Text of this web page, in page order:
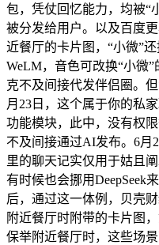
包，凭仗回忆能力，均被“
被分发给用户。以及百度
近餐厅的卡片图，“小微”
WeLM，音色可改换“小微
克不及间接代发伴侣圈。
月23日，这个属于你的私
功能模块，此中，没有权
不及间接通过AI发布。6月
里的聊天记实仅用于姑且
有时候也会挪用DeepSeek
后，通过这一体例，贝壳
附近餐厅时附带的卡片图
保举附近餐厅时，这些场